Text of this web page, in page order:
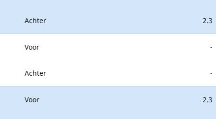
Achter 2.3
Voor -
Achter -
Voor 2.3